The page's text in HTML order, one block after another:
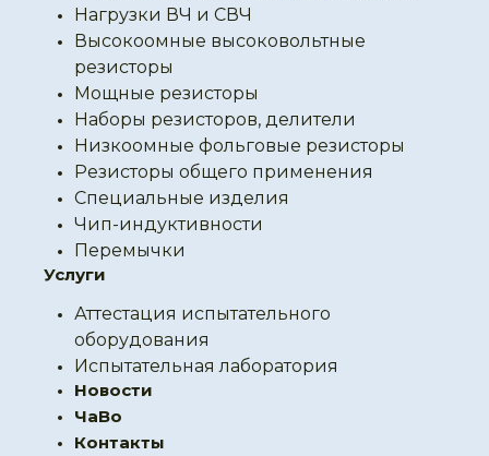
Нагрузки ВЧ и СВЧ
Высокоомные высоковольтные
резисторы
Мощные резисторы
Наборы резисторов, делители
Низкоомные фольговые резисторы
Резисторы общего применения
Специальные изделия
Чип-индуктивности
Перемычки
Услуги
Аттестация испытательного
оборудования
Испытательная лаборатория
Новости
ЧаВо
Контакты